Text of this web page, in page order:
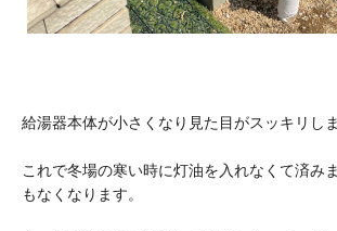
給湯器本体が小さくなり見た目がスッキリしま
これで冬場の寒い時に灯油を入れなくて済み
もなくなります。